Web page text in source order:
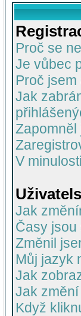
Proč se
Je vůbec
Proč
Jak
Zapomněl
V
Jak
Časy jsou
Změnil
Můj jazyk
Jak
Jak
Když